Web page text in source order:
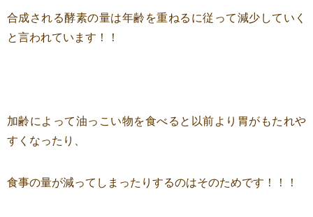
合成される酵素の量は年齢を重ねるに従って減少していく
と言われています！！
加齢によって油っこい物を食べると以前より胃がもたれや
すくなったり、
食事の量が減ってしまったりするのはそのためです！！！